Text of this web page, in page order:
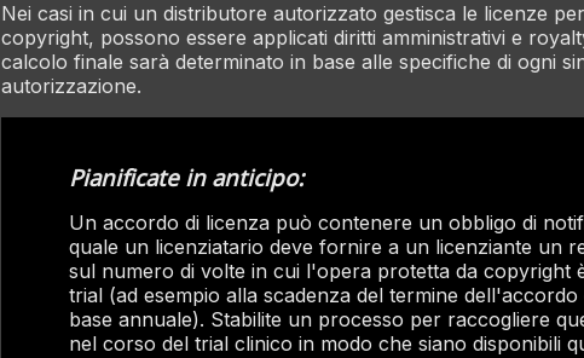
Nei casi in cui un distributore autorizzato gestisca le licenze
copyright, possono essere applicati diritti amministrativi e
calcolo finale sarà determinato in base alle specifiche di ogni
autorizzazione.
Pianificate in anticipo:
Un accordo di licenza può contenere un obbligo di
quale un licenziatario deve fornire a un licenziante un
sul numero di volte in cui l'opera protetta da copyright
trial (ad esempio alla scadenza del termine
base annuale). Stabilite un processo per raccogliere
nel corso del trial clinico in modo che siano disponibili